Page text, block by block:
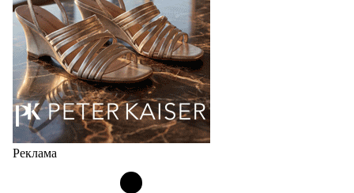
05.08.2026 3294
Реклама